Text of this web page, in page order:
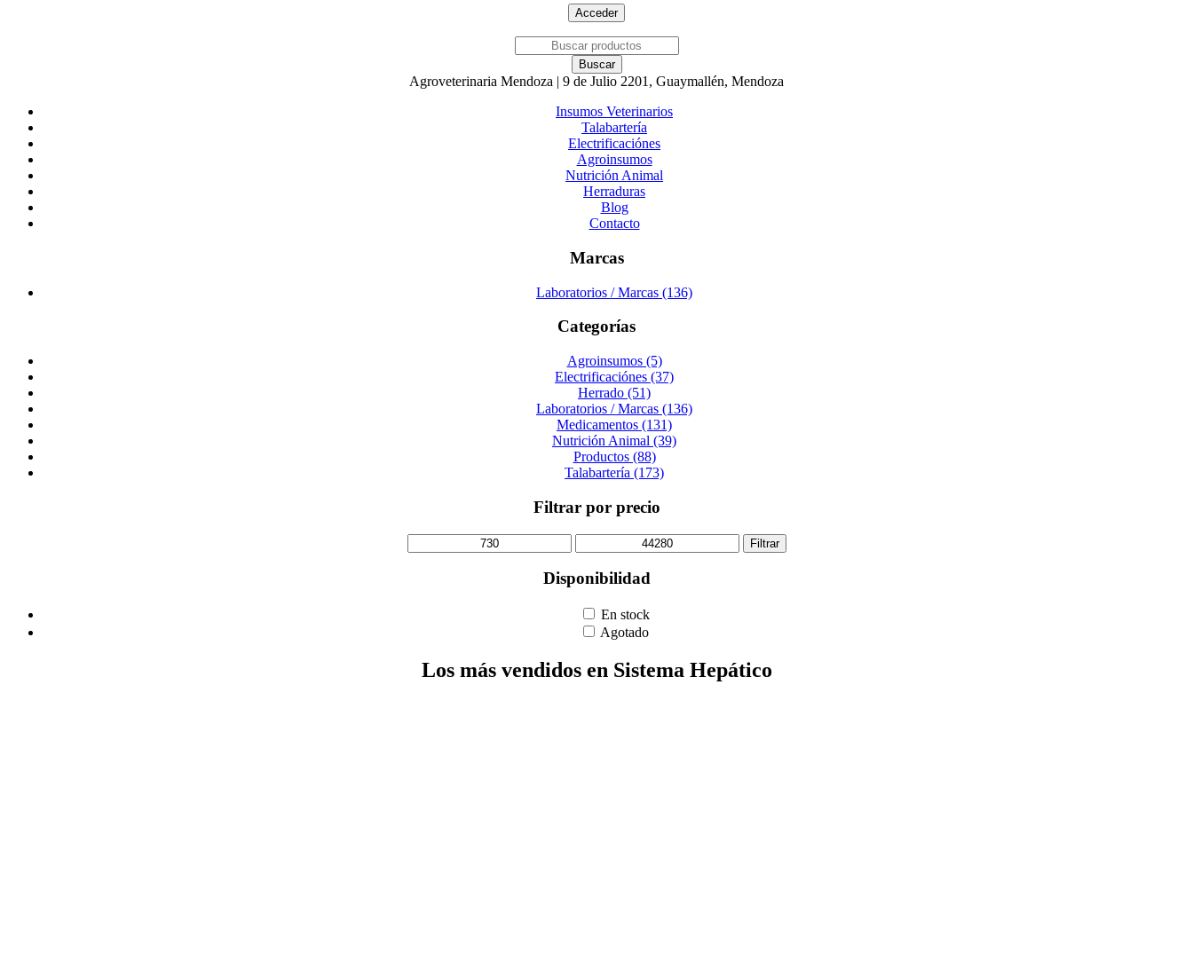
Agroveterinaria Mendoza | 9 de Julio 2201, Guaymallén, Mendoza
Insumos Veterinarios
Talabartería
Electrificaciónes
Agroinsumos
Nutrición Animal
Herraduras
Blog
Contacto
Marcas
Laboratorios / Marcas (136)
Categorías
Agroinsumos (5)
Electrificaciónes (37)
Herrado (51)
Laboratorios / Marcas (136)
Medicamentos (131)
Nutrición Animal (39)
Productos (88)
Talabartería (173)
Filtrar por precio
mínimo
máximo
Filtrar
Disponibilidad
En stock
Agotado
Los más vendidos en Sistema Hepático